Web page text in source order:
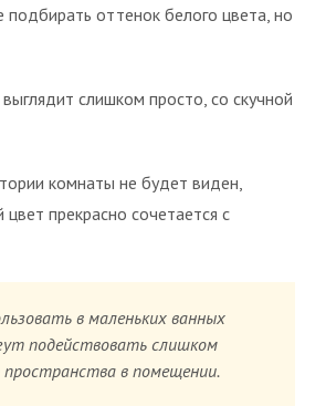
оттенок белого цвета, но
слишком просто, со скучной
комнаты не будет виден,
прекрасно сочетается с
в маленьких ванных
подействовать слишком
в помещении.